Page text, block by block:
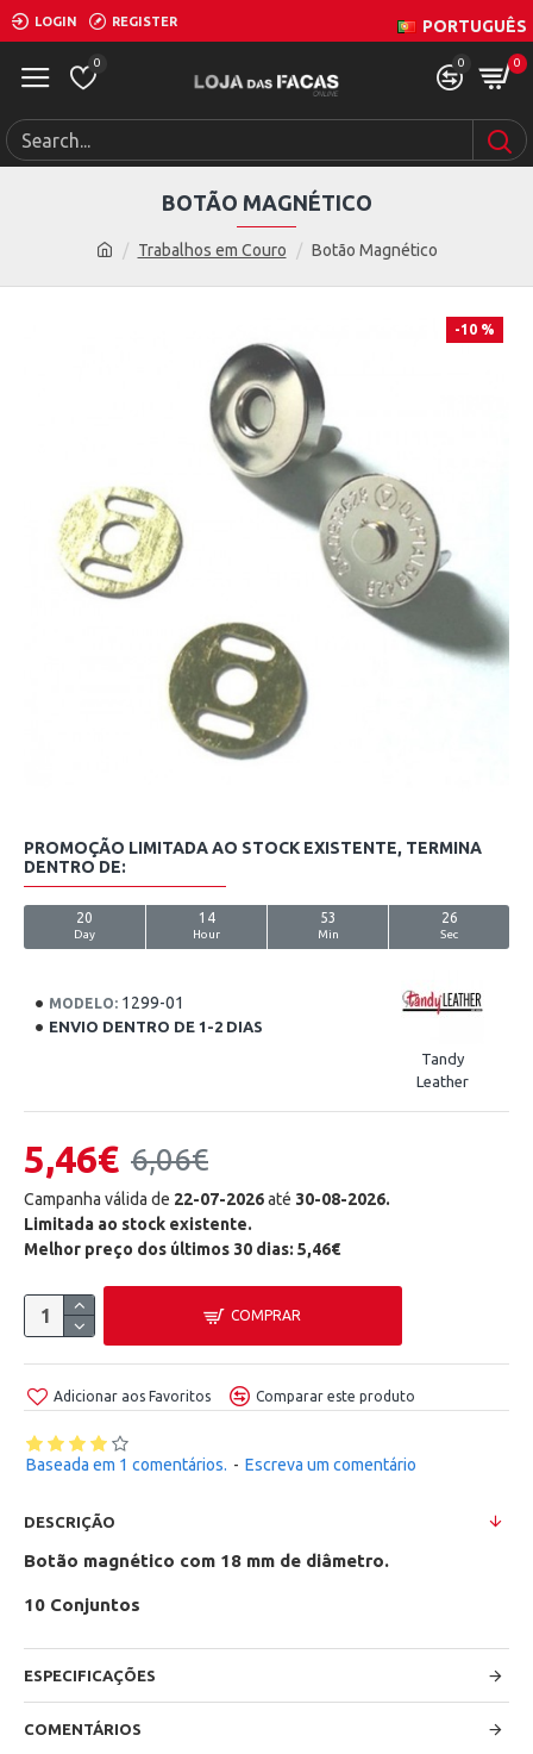
LOGIN REGISTER PORTUGUÊS
0 0 0
Trabalhos em Couro Botão Magnético
BOTÃO MAGNÉTICO
-10 %
MODELO: 1299-01
ENVIO DENTRO DE 1-2 DIAS
Tandy
Leather
Baseada em 1 comentários. - Escreva um comentário
PROMOÇÃO LIMITADA AO STOCK EXISTENTE, TERMINA
DENTRO DE:
20
Day
14
Hour
53
Min
26
Sec
5,46€ 6,06€
Campanha válida de 22-07-2026até 30-08-2026.
Limitada ao stock existente.
Melhor preço dos últimos 30 dias: 5,46€
COMPRAR
Adicionar aos Favoritos Comparar este produto
DESCRIÇÃO
Botão magnético com 18 mm de diâmetro.
10 Conjuntos
ESPECIFICAÇÕES
COMENTÁRIOS